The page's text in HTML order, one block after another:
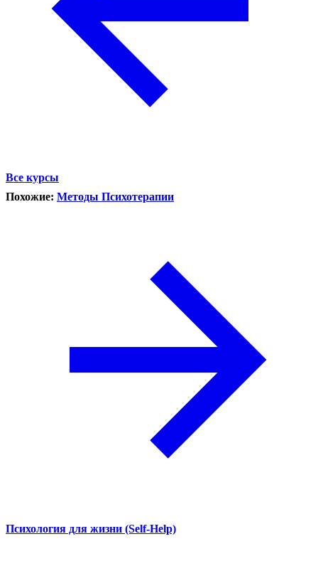
Все курсы
Похожие: Методы Психотерапии
Психология для жизни (Self-Help)